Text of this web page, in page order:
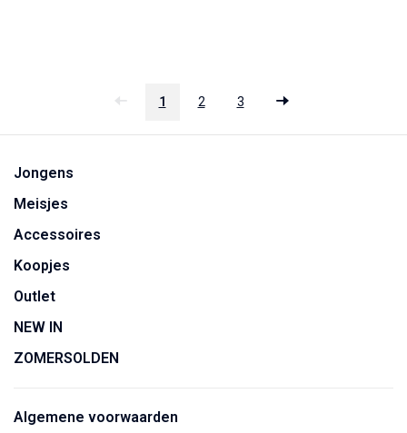
1 2 3
Jongens
Meisjes
Accessoires
Koopjes
Outlet
NEW IN
ZOMERSOLDEN
Algemene voorwaarden